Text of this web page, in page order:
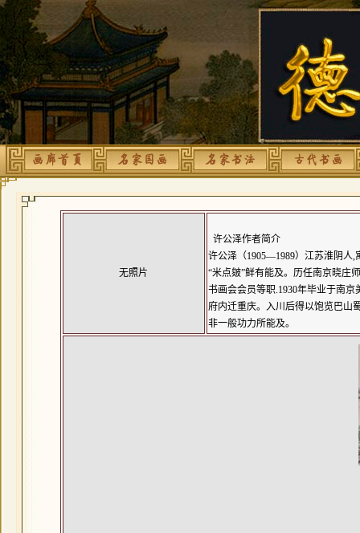
无照片
许公泽作者简介
许公泽（1905—1989）江苏淮阴人,
“米点皴”鲜有能及。历任南京晓庄
书画会会员等职.1930年毕业于南
府内迁重庆。入川后得以饱览巴山
非一般功力所能及。